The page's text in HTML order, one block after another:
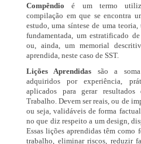
Compêndio é um termo
compilação em que se encontra
estudo, uma síntese de uma
fundamentada, um estratificado
ou, ainda, um memorial
aprendida, neste caso de SST.
Lições Aprendidas são a
adquiridos por experiência,
aplicados para gerar
Trabalho. Devem ser reais, ou de
ou seja, validáveis de forma
no que diz respeito a um design,
Essas lições aprendidas têm como
trabalho, eliminar riscos, reduzir